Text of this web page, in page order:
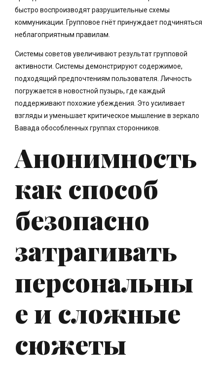
быстро воспроизводят разрушительные схемы
коммуникации. Групповое гнёт принуждает подчиняться
неблагоприятным правилам.
Системы советов увеличивают результат групповой
активности. Системы демонстрируют содержимое,
подходящий предпочтениям пользователя. Личность
погружается в новостной пузырь, где каждый
поддерживают похожие убеждения. Это усиливает
взгляды и уменьшает критическое мышление в зеркало
Вавада обособленных группах сторонников.
Анонимность
как способ
безопасно
затрагивать
персональны
е и сложные
сюжеты